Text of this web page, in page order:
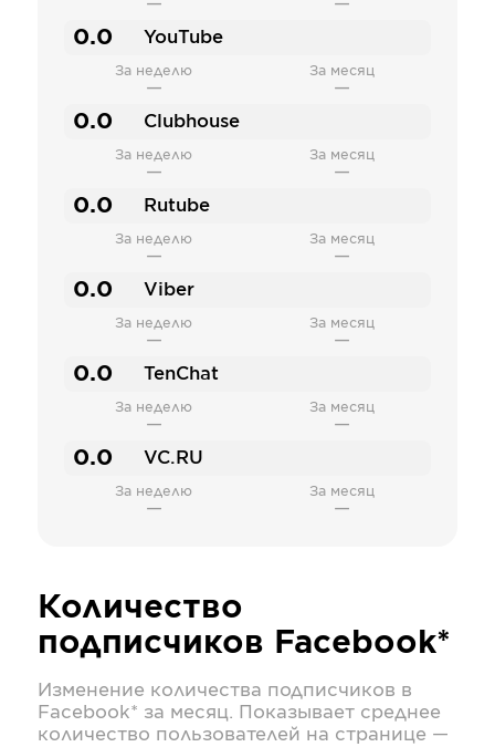
— —
0.0 YouTube
За неделю
—
За месяц
—
0.0 Clubhouse
За неделю
—
За месяц
—
0.0 Rutube
За неделю
—
За месяц
—
0.0 Viber
За неделю
—
За месяц
—
0.0 TenChat
За неделю
—
За месяц
—
0.0 VC.RU
За неделю
—
За месяц
—
Количество
подписчиков Facebook*
Изменение количества подписчиков в
Facebook* за месяц. Показывает среднее
количество пользователей на странице —